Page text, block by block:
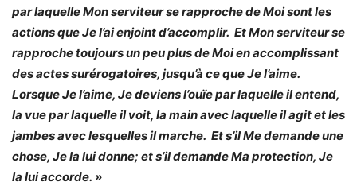
par laquelle Mon serviteur se rapproche de Moi sont les
actions que Je l’ai enjoint d’accomplir. Et Mon serviteur se
rapproche toujours un peu plus de Moi en accomplissant
des actes surérogatoires, jusqu’à ce que Je l’aime.
Lorsque Je l’aime, Je deviens l’ouïe par laquelle il entend,
la vue par laquelle il voit, la main avec laquelle il agit et les
jambes avec lesquelles il marche. Et s’il Me demande une
chose, Je la lui donne; et s’il demande Ma protection, Je
la lui accorde. »